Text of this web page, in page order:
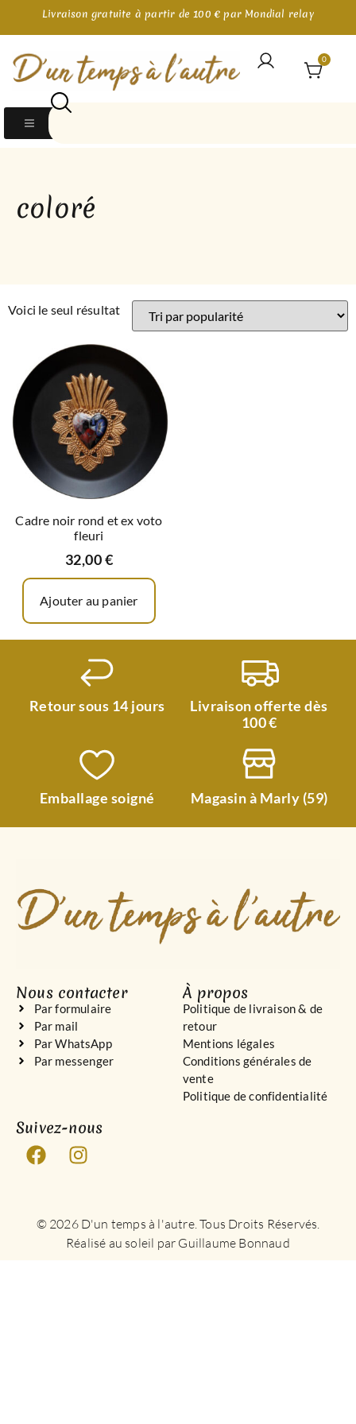
Livraison gratuite à partir de 100 € par Mondial relay
0
coloré
Voici le seul résultat
Cadre noir rond et ex voto
fleuri
32,00€
Ajouter au panier
Retour sous 14 jours
Livraison offerte dès
100 €
Emballage soigné Magasin à Marly (59)
Nous contacter
Par formulaire
Par mail
Par WhatsApp
Par messenger
À propos
Politique de livraison & de
retour
Mentions légales
Conditions générales de
vente
Politique de confidentialité
Suivez-nous
© 2026 D'un temps à l'autre. Tous Droits Réservés.
Réalisé au soleil par Guillaume Bonnaud